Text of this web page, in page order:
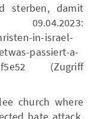
sterben, damit
in-israel-
passiert-a-
(Zugriff
church where
hate attack,